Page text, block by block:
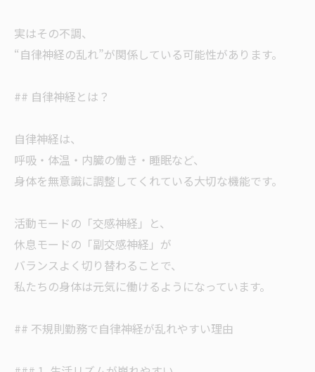
実はその不調、
“自律神経の乱れ”が関係している可能性があります。
## 自律神経とは？
自律神経は、
呼吸・体温・内臓の働き・睡眠など、
身体を無意識に調整してくれている大切な機能です。
活動モードの「交感神経」と、
休息モードの「副交感神経」が
バランスよく切り替わることで、
私たちの身体は元気に働けるようになっています。
## 不規則勤務で自律神経が乱れやすい理由